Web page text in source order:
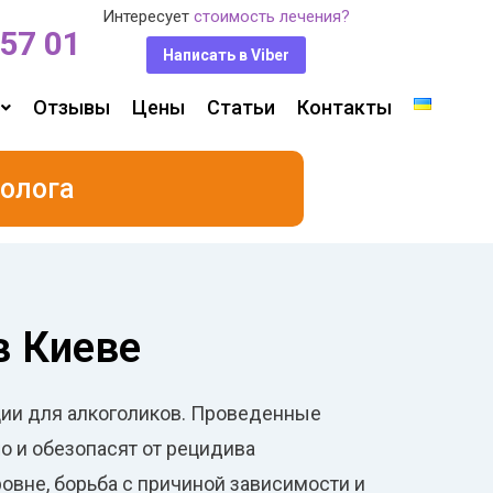
01
Интересует стоимость лечения?
Написать в Viber
Отзывы Цены Статьи Контакты
Киеве
для алкоголиков. Проведенные
и обезопасят от рецидива
борьба с причиной зависимости и